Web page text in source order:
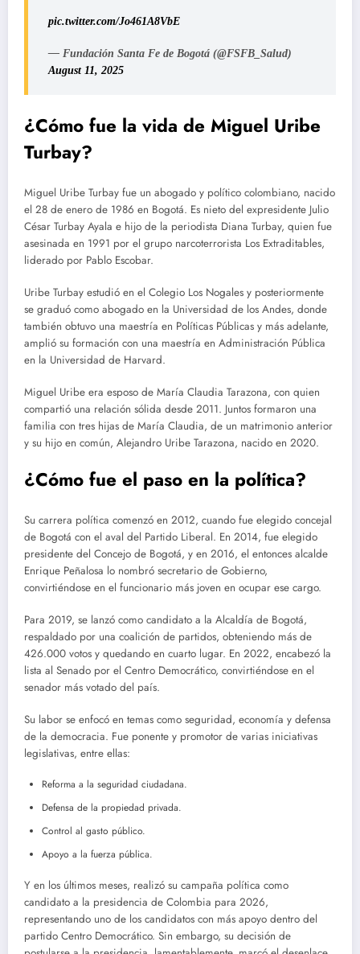
pic.twitter.com/Jo461A8VbE
— Fundación Santa Fe de Bogotá (@FSFB_Salud)
August 11, 2025
¿Cómo fue la vida de Miguel Uribe
Turbay?
Miguel Uribe Turbay fue un abogado y político colombiano, nacido
el 28 de enero de 1986 en Bogotá. Es nieto del expresidente Julio
César Turbay Ayala e hijo de la periodista Diana Turbay, quien fue
asesinada en 1991 por el grupo narcoterrorista Los Extraditables,
liderado por Pablo Escobar.
Uribe Turbay estudió en el Colegio Los Nogales y posteriormente
se graduó como abogado en la Universidad de los Andes, donde
también obtuvo una maestría en Políticas Públicas y más adelante,
amplió su formación con una maestría en Administración Pública
en la Universidad de Harvard.
Miguel Uribe era esposo de María Claudia Tarazona, con quien
compartió una relación sólida desde 2011. Juntos formaron una
familia con tres hijas de María Claudia, de un matrimonio anterior
y su hijo en común, Alejandro Uribe Tarazona, nacido en 2020.
¿Cómo fue el paso en la política?
Su carrera política comenzó en 2012, cuando fue elegido concejal
de Bogotá con el aval del Partido Liberal. En 2014, fue elegido
presidente del Concejo de Bogotá, y en 2016, el entonces alcalde
Enrique Peñalosa lo nombró secretario de Gobierno,
convirtiéndose en el funcionario más joven en ocupar ese cargo.
Para 2019, se lanzó como candidato a la Alcaldía de Bogotá,
respaldado por una coalición de partidos, obteniendo más de
426.000 votos y quedando en cuarto lugar. En 2022, encabezó la
lista al Senado por el Centro Democrático, convirtiéndose en el
senador más votado del país.
Su labor se enfocó en temas como seguridad, economía y defensa
de la democracia. Fue ponente y promotor de varias iniciativas
legislativas, entre ellas:
Reforma a la seguridad ciudadana.
Defensa de la propiedad privada.
Control al gasto público.
Apoyo a la fuerza pública.
Y en los últimos meses, realizó su campaña política como
candidato a la presidencia de Colombia para 2026,
representando uno de los candidatos con más apoyo dentro del
partido Centro Democrático. Sin embargo, su decisión de